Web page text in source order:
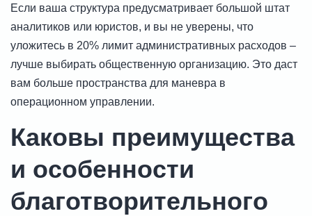
Если ваша структура предусматривает большой штат
аналитиков или юристов, и вы не уверены, что
уложитесь в 20% лимит административных расходов –
лучше выбирать общественную организацию. Это даст
вам больше пространства для маневра в
операционном управлении.
Каковы преимущества
и особенности
благотворительного